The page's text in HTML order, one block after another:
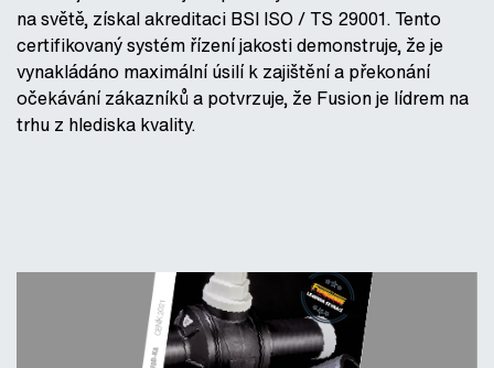
na světě, získal akreditaci BSI ISO / TS 29001. Tento
certifikovaný systém řízení jakosti demonstruje, že je
vynakládáno maximální úsilí k zajištění a překonání
očekávání zákazníků a potvrzuje, že Fusion je lídrem na
trhu z hlediska kvality.